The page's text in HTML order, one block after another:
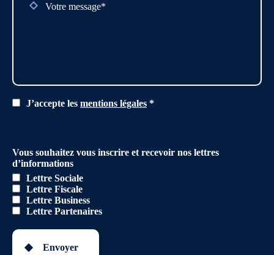
J’accepte les mentions légales *
Vous souhaitez vous inscrire et recevoir nos lettres
d’informations
Lettre Sociale
Lettre Fiscale
Lettre Business
Lettre Partenaires
Envoyer